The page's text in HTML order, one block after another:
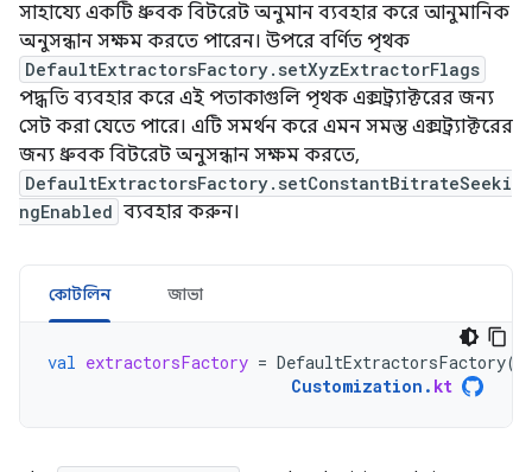
সাহায্যে একটি ধ্রুবক বিটরেট অনুমান ব্যবহার করে আনুমানিক
অনুসন্ধান সক্ষম করতে পারেন। উপরে বর্ণিত পৃথক
DefaultExtractorsFactory.setXyzExtractorFlags
পদ্ধতি ব্যবহার করে এই পতাকাগুলি পৃথক এক্সট্র্যাক্টরের জন্য
সেট করা যেতে পারে। এটি সমর্থন করে এমন সমস্ত এক্সট্র্যাক্টরের
জন্য ধ্রুবক বিটরেট অনুসন্ধান সক্ষম করতে,
DefaultExtractorsFactory.setConstantBitrateSeeki
ngEnabled ব্যবহার করুন।
কোটলিন জাভা
val extractorsFactory = DefaultExtractorsFactory
Customization . kt